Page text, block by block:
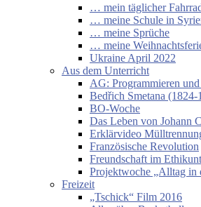
… mein täglicher
… meine Schule in
… meine Sprüche
… meine
Ukraine April 2022
Aus dem Unterricht
AG: Programmieren
Bedřich Smetana (1824-
BO-Woche
Das Leben von Johann
Erklärvideo
Französische Revolution
Freundschaft im
Projektwoche „Alltag in
Freizeit
„Tschick“ Film 2016